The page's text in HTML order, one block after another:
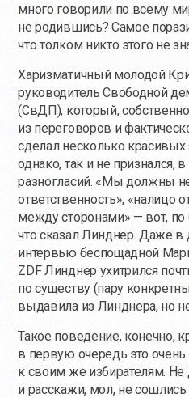
много говорили по всему
не родившись? Самое
что толком никто этого не
Харизматичный молодой
руководитель Свободной
(СвДП), который,
из переговоров и
сделал несколько
однако, так и не признался,
разногласий. «Мы должны
ответственность», «налицо
между сторонами» — вот, по
что сказал Линднер. Даже в
интервью беспощадной
ZDF Линднер ухитрился
по существу (пару
выдавила из Линднера, но
Такое поведение, конечно,
в первую очередь это
к своим же избирателям.
и расскажи, мол, не